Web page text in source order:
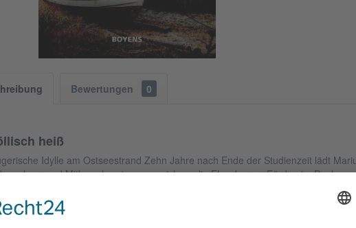
Bewertungen 0
heiß
Idylle am Ostseestrand Zehn Jahre nach Ende der Studienzeit lädt
und Mitbewohnerinnen zu sich an die Flensburger Förde ein. Doch
war, um die alten Freundschaften wieder aufleben zu lassen, entwickelt
Zunächst sind Marius, Kristina, Jan und Svenja froh darüber, nach so
schwelgen zu können. Zusammen mit ihren Partnern verbringen sie